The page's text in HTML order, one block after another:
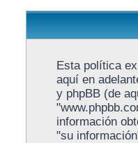
Esta política
aquí en
y phpBB (de
información
"su